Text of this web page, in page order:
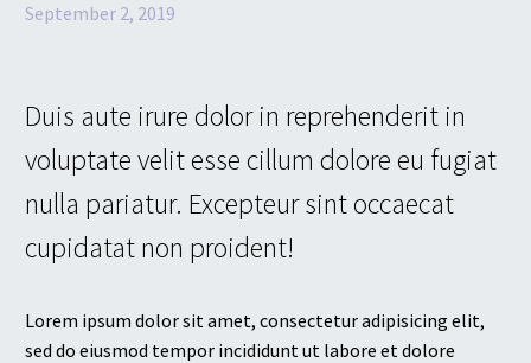
September 2, 2019
Duis aute irure dolor in reprehenderit in
voluptate velit esse cillum dolore eu fugiat
nulla pariatur. Excepteur sint occaecat
cupidatat non proident!
Lorem ipsum dolor sit amet, consectetur adipisicing elit,
sed do eiusmod tempor incididunt ut labore et dolore